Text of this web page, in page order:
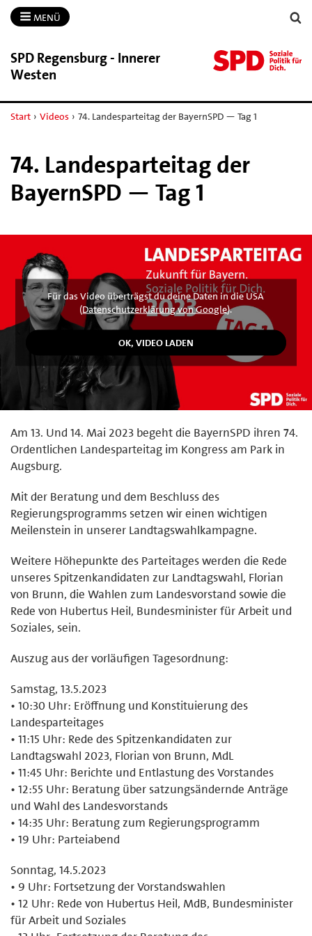
MENÜ
SPD Regensburg -​ Innerer
Westen
Start › Videos › 74. Landesparteitag der BayernSPD — Tag 1
74. Landesparteitag der
BayernSPD — Tag 1
Für das Video überträgst du deine Daten in die USA
(Datenschutzerklärung von Google).
Am 13. Und 14. Mai 2023 begeht die BayernSPD ihren 74.
Ordentlichen Landesparteitag im Kongress am Park in
Augsburg.
Mit der Beratung und dem Beschluss des
Regierungsprogramms setzen wir einen wichtigen
Meilenstein in unserer Landtagswahlkampagne.
Weitere Höhepunkte des Parteitages werden die Rede
unseres Spitzenkandidaten zur Landtagswahl, Florian
von Brunn, die Wahlen zum Landesvorstand sowie die
Rede von Hubertus Heil, Bundesminister für Arbeit und
Soziales, sein.
Auszug aus der vorläufigen Tagesordnung:
Samstag, 13.5.2023
• 10:30 Uhr: Eröffnung und Konstituierung des
Landesparteitages
• 11:15 Uhr: Rede des Spitzenkandidaten zur
Landtagswahl 2023, Florian von Brunn, MdL
• 11:45 Uhr: Berichte und Entlastung des Vorstandes
• 12:55 Uhr: Beratung über satzungsändernde Anträge
und Wahl des Landesvorstands
• 14:35 Uhr: Beratung zum Regierungsprogramm
• 19 Uhr: Parteiabend
Sonntag, 14.5.2023
• 9 Uhr: Fortsetzung der Vorstandswahlen
• 12 Uhr: Rede von Hubertus Heil, MdB, Bundesminister
für Arbeit und Soziales